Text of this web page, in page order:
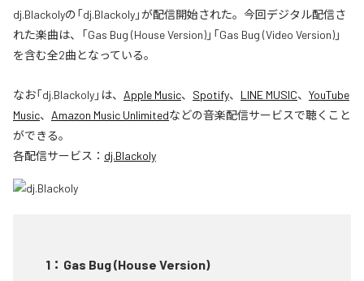
dj.Blackolyの「dj.Blackoly」が配信開始された。今回デジタル配信さ
れた楽曲は、「Gas Bug (House Version)」「Gas Bug (Video Version)」
を含む全2曲となっている。
なお「dj.Blackoly」は、 Apple Music、 Spotify、 LINE MUSIC、 YouTube
Music、 Amazon Music Unlimitedなどの音楽配信サービスで聴くこと
ができる。
各配信サービス： dj.Blackoly
1 ： Gas Bug (House Version)